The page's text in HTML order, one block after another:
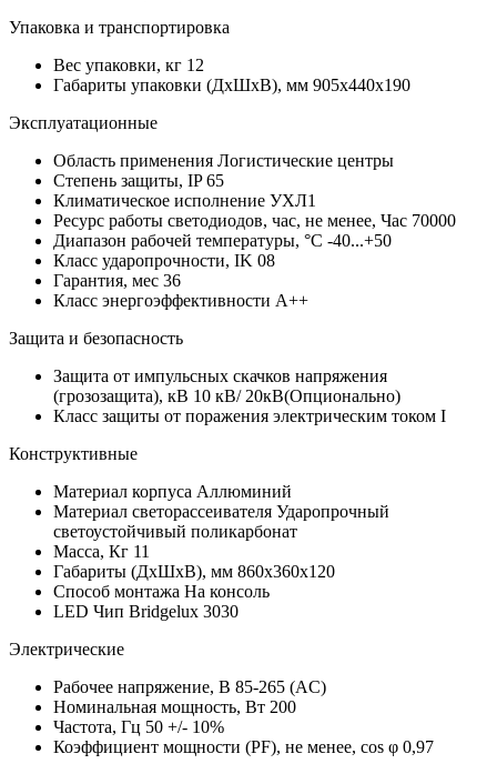
Упаковка и транспортировка
Вес упаковки, кг 12
Габариты упаковки (ДхШхВ), мм 905х440х190
Эксплуатационные
Область применения Логистические центры
Степень защиты, IP65
Климатическое исполнение УХЛ1
Ресурс работы светодиодов, час, не менее, Час 70000
Диапазон рабочей температуры, °С -40...+50
Класс ударопрочности, IK 08
Гарантия, мес 36
Класс энергоэффективности A++
Защита и безопасность
Защита от импульсных скачков напряжения
(грозозащита), кВ 10 кВ/ 20кВ(Опционально)
Класс защиты от поражения электрическим током I
Конструктивные
Материал корпуса Аллюминий
Материал светорассеивателя Ударопрочный
светоустойчивый поликарбонат
Масса, Кг 11
Габариты (ДхШхВ), мм 860х360х120
Способ монтажа На консоль
LED Чип Bridgelux 3030
Электрические
Рабочее напряжение, В 85-265 (AC)
Номинальная мощность, Вт 200
Частота, Гц 50 +/- 10%
Коэффициент мощности (PF), не менее, cos φ 0,97